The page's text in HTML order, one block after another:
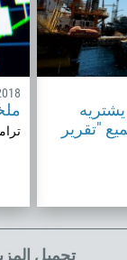
"تقرير
تحميل
اتصلوا بي